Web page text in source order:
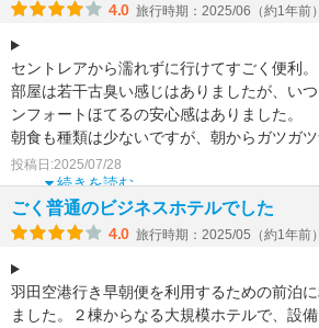
4.0 旅行時期：2025/06（約1年前）
セントレアから濡れずに行けてすごく便利。
部屋は若干古臭い感じはありましたが、い
ンフォートほてるの安心感はありました。
朝食も種類は少ないですが、朝からガツガ
いので丁度いい感じでし
続きを読む
投稿日:2025/07/28
ごく普通のビジネスホテルでした
4.0 旅行時期：2025/05（約1年前）
羽田空港行き早朝便を利用するための前泊
ました。２棟からなる大規模ホテルで、設